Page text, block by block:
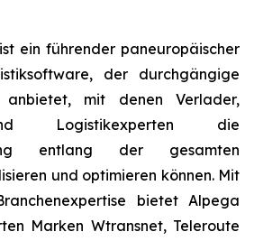
ein führender paneuropäischer
der durchgängige
anbietet, mit denen Verlader,
Logistikexperten die
entlang der gesamten
und optimieren können. Mit
bietet Alpega
Marken Wtransnet, Teleroute